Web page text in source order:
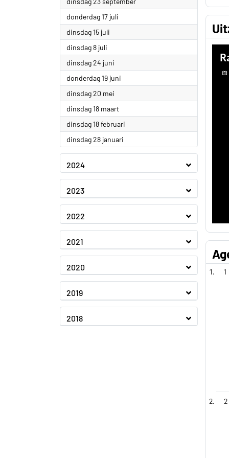
donderdag 17 juli
dinsdag 15 juli
dinsdag 8 juli
dinsdag 24 juni
donderdag 19 juni
dinsdag 20 mei
dinsdag 18 maart2025
dinsdag 18 februari
dinsdag 28 januari
2024
2023
2022
2021
2020
2019
2018
1
2